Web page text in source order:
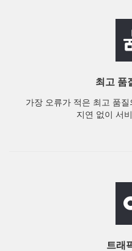
최고 품
가장 오류가 적은 최고 품
지연 없이 서
트래